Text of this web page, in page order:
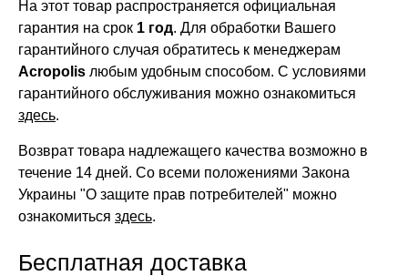
На этот товар распространяется официальная
гарантия на срок 1 год. Для обработки Вашего
гарантийного случая обратитесь к менеджерам
Acropolis любым удобным способом. С условиями
гарантийного обслуживания можно ознакомиться
здесь.
Возврат товара надлежащего качества возможно в
течение 14 дней. Со всеми положениями Закона
Украины "О защите прав потребителей" можно
ознакомиться здесь.
Бесплатная доставка